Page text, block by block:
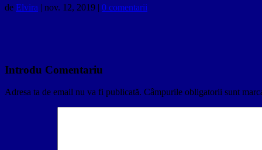
de Elvira | nov. 12, 2019 | 0 comentarii
Introdu Comentariu
Adresa ta de email nu va fi publicată. Câmpurile obligatorii sunt